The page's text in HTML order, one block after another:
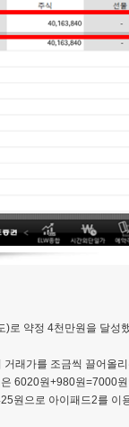
약정 4천만원을 달성
래가를 조금씩 끌어올
6020원+980원=7000
원으로 아이패드2를 이